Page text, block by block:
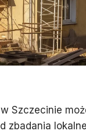
Szczecinie
zbadania